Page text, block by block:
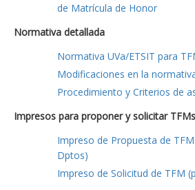
de Matrícula de Honor
Normativa detallada
Normativa UVa/ETSIT para
Modificaciones en la
Procedimiento y Criterios de
Impresos para proponer y solicitar TFMs
Impreso de Propuesta de
Dptos)
Impreso de Solicitud de TFM